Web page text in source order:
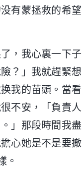
有蒙拯救的希望
，我心裏一下子
？」我就趕緊想
我的苗頭。當看
不安，「負責人
」那段時間我盡
心她是不是要撤
。